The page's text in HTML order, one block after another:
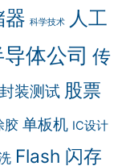
器 科学技术
人工
体公司 传
封装测试 股票
胶 单板机 IC设计
Flash 闪存